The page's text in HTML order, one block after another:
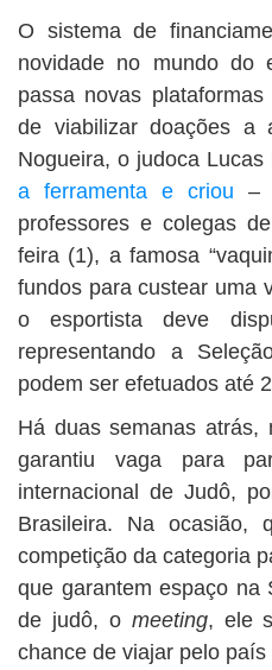
O sistema de
novidade no mundo do
passa novas
de viabilizar doações a
Nogueira, o judoca
a ferramenta e criou –
professores e colegas
feira (1), a famosa
fundos para custear uma
o esportista deve
representando a
podem ser efetuados até
Há duas semanas atrás,
garantiu vaga para
internacional de Judô,
Brasileira. Na ocasião,
competição da categoria
que garantem espaço na
de judô, o meeting, ele
chance de viajar pelo país